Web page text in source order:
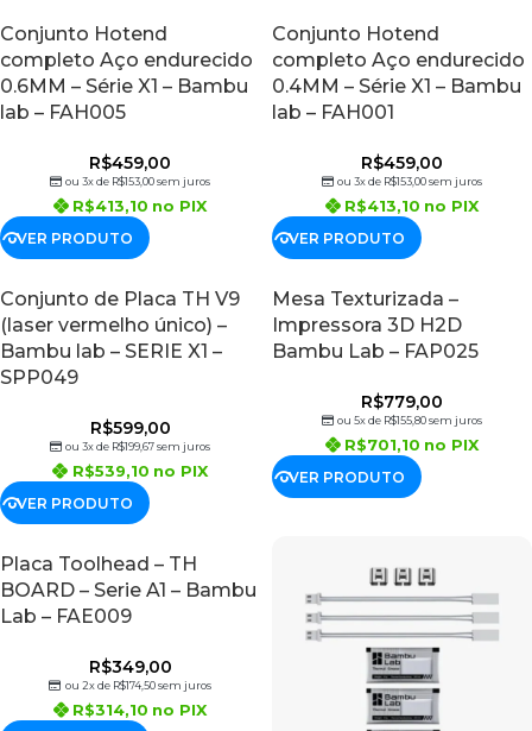
Conjunto Hotend
completo Aço endurecido
0.6MM – Série X1 – Bambu
lab – FAH005
R$459,00
ou 3x de R$153,00sem juros
R$413,10 no PIX
VER PRODUTO
Conjunto Hotend
completo Aço endurecido
0.4MM – Série X1 – Bambu
lab – FAH001
R$459,00
ou 3x de R$153,00sem juros
R$413,10 no PIX
VER PRODUTO
Conjunto de Placa TH V9
(laser vermelho único) –
Bambu lab – SERIE X1 –
SPP049
R$599,00
ou 3x de R$199,67sem juros
R$539,10 no PIX
VER PRODUTO
Mesa Texturizada –
Impressora 3D H2D
Bambu Lab – FAP025
R$779,00
ou 5x de R$155,80sem juros
R$701,10 no PIX
VER PRODUTO
Placa Toolhead – TH
BOARD – Serie A1 – Bambu
Lab – FAE009
R$349,00
ou 2x de R$174,50sem juros
R$314,10 no PIX